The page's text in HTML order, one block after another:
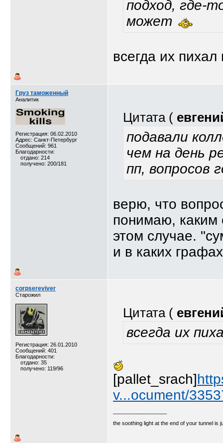
подход, где-
может
всегда их пихал
Груз таможенный
Аналитик
Регистрация: 06.02.2010
Адрес: Санкт-Петербург
Сообщений: 961
Благодарности:
отдано: 214
получено: 200/181
Цитата (
подавали
чем на день
пп, вопросов
верю, что
понимаю, каким
этом случае.
и в каких
corpsereviver
Старожил
Регистрация: 26.01.2010
Сообщений: 401
Благодарности:
отдано: 35
получено: 119/96
Цитата (
всегда их
[pallet_srach]
v...ocument/
the soothing light at the end of your tunnel is